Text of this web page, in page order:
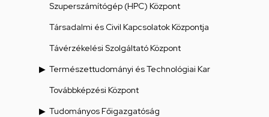
Szuperszámítógép (HPC) Központ
Társadalmi és Civil Kapcsolatok Központja
Távérzékelési Szolgáltató Központ
Természettudományi és Technológiai Kar
Továbbképzési Központ
Tudományos Főigazgatóság